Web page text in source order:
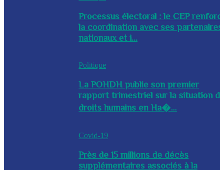
Processus électoral : le CEP
la coordination avec ses
nationaux et i...
Politique
La POHDH publie son premier
rapport trimestriel sur la situation
droits humains en Ha�...
Covid-19
Près de 15 millions de décès
supplémentaires associés à la